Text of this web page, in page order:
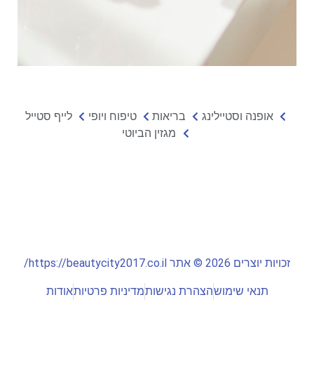
אופנה וסטיילינג בריאות טיפוח ויופי
לייף סטייל
מגזין הביוטי
זכויות יוצרים 2026 © אתר https://beautycity2017.co.il/
תנאי שימושהצהרת נגישותמדיניות פרטיותאודות